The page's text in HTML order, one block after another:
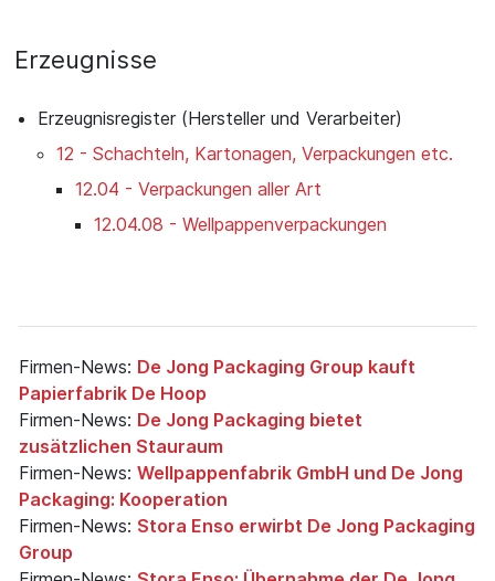
Erzeugnisse
Erzeugnisregister (Hersteller und Verarbeiter)
12 - Schachteln, Kartonagen, Verpackungen etc.
12.04 - Verpackungen aller Art
12.04.08 - Wellpappenverpackungen
Firmen-News: De Jong Packaging Group kauft
Papierfabrik De Hoop
Firmen-News: De Jong Packaging bietet
zusätzlichen Stauraum
Firmen-News: Wellpappenfabrik GmbH und De Jong
Packaging: Kooperation
Firmen-News: Stora Enso erwirbt De Jong Packaging
Group